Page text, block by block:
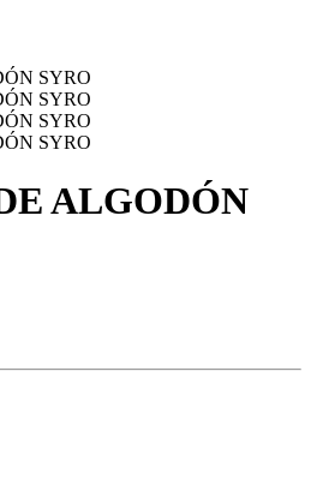
ALGODÓN